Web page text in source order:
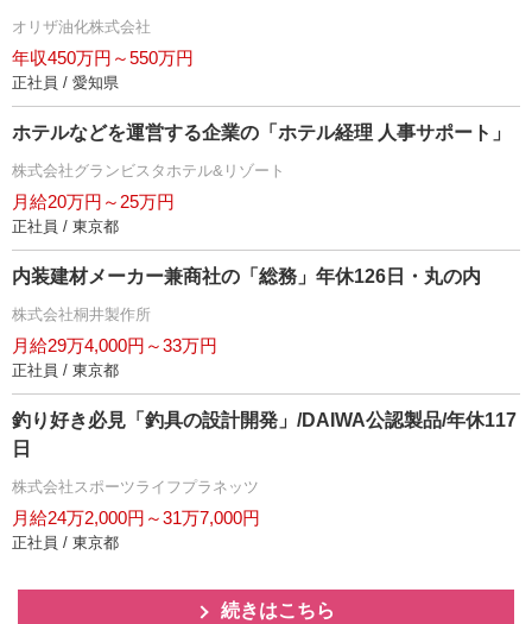
オリザ油化株式会社
年収450万円～550万円
正社員 / 愛知県
ホテルなどを運営する企業の「ホテル経理 人事サポート」
株式会社グランビスタホテル&リゾート
月給20万円～25万円
正社員 / 東京都
内装建材メーカー兼商社の「総務」年休126日・丸の内
株式会社桐井製作所
月給29万4,000円～33万円
正社員 / 東京都
釣り好き必見「釣具の設計開発」/DAIWA公認製品/年休117
日
株式会社スポーツライフプラネッツ
月給24万2,000円～31万7,000円
正社員 / 東京都
続きはこちら